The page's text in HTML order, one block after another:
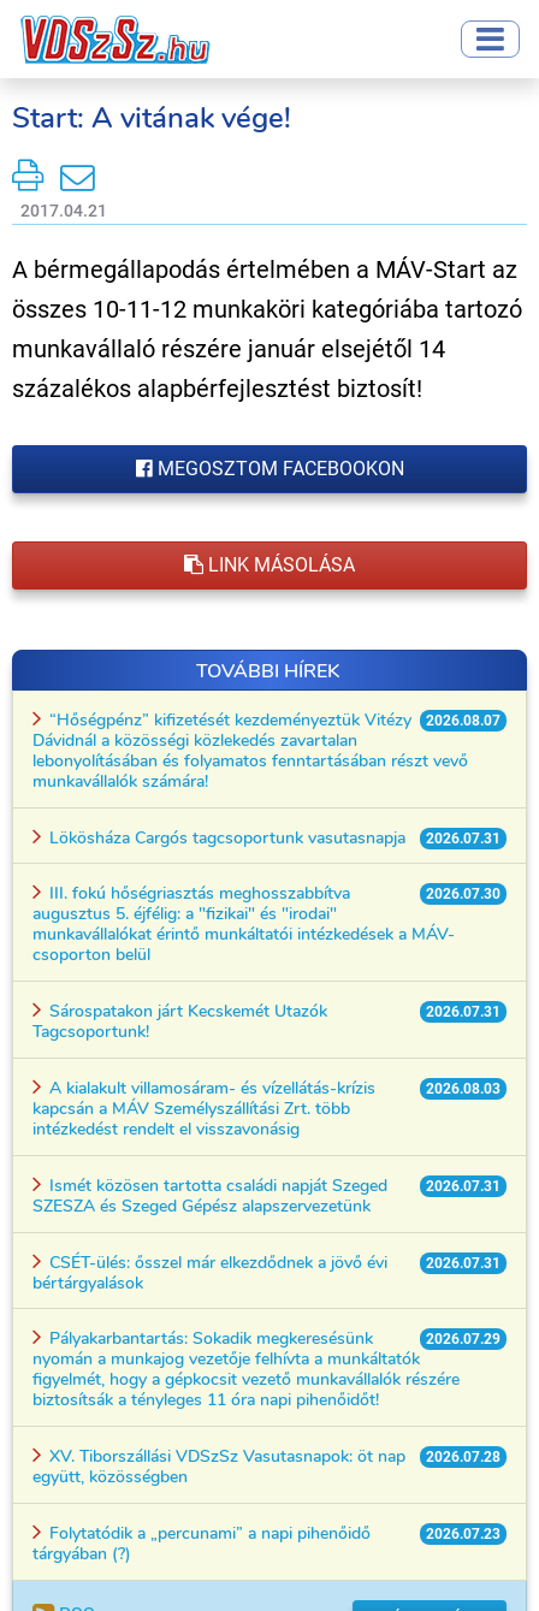
Start: A vitának vége!
2017.04.21
A bérmegállapodás értelmében a MÁV-Start az
összes 10-11-12 munkaköri kategóriába tartozó
munkavállaló részére január elsejétől 14
százalékos alapbérfejlesztést biztosít!
MEGOSZTOM FACEBOOKON
LINK MÁSOLÁSA
TOVÁBBI HÍREK
2026.08.07
“Hőségpénz” kifizetését kezdeményeztük Vitézy
Dávidnál a közösségi közlekedés zavartalan
lebonyolításában és folyamatos fenntartásában részt vevő
munkavállalók számára!
2026.07.31
Lökösháza Cargós tagcsoportunk vasutasnapja
2026.07.30
III. fokú hőségriasztás meghosszabbítva
augusztus 5. éjfélig: a "fizikai" és "irodai"
munkavállalókat érintő munkáltatói intézkedések a MÁV-
csoporton belül
2026.07.31
Sárospatakon járt Kecskemét Utazók
Tagcsoportunk!
2026.08.03
A kialakult villamosáram- és vízellátás-krízis
kapcsán a MÁV Személyszállítási Zrt. több
intézkedést rendelt el visszavonásig
2026.07.31
Ismét közösen tartotta családi napját Szeged
SZESZA és Szeged Gépész alapszervezetünk
2026.07.31
CSÉT-ülés: ősszel már elkezdődnek a jövő évi
bértárgyalások
2026.07.29
Pályakarbantartás: Sokadik megkeresésünk
nyomán a munkajog vezetője felhívta a munkáltatók
figyelmét, hogy a gépkocsit vezető munkavállalók részére
biztosítsák a tényleges 11 óra napi pihenőidőt!
2026.07.28
XV. Tiborszállási VDSzSz Vasutasnapok: öt nap
együtt, közösségben
2026.07.23
Folytatódik a „percunami” a napi pihenőidő
tárgyában (?)